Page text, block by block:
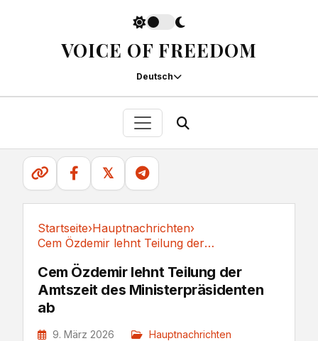
VOICE OF FREEDOM
Deutsch
𝕏
Startseite›Hauptnachrichten›
Cem Özdemir lehnt Teilung der Amtszeit des...
Cem Özdemir lehnt Teilung der
Amtszeit des Ministerpräsidenten
ab
9. März 2026 Hauptnachrichten